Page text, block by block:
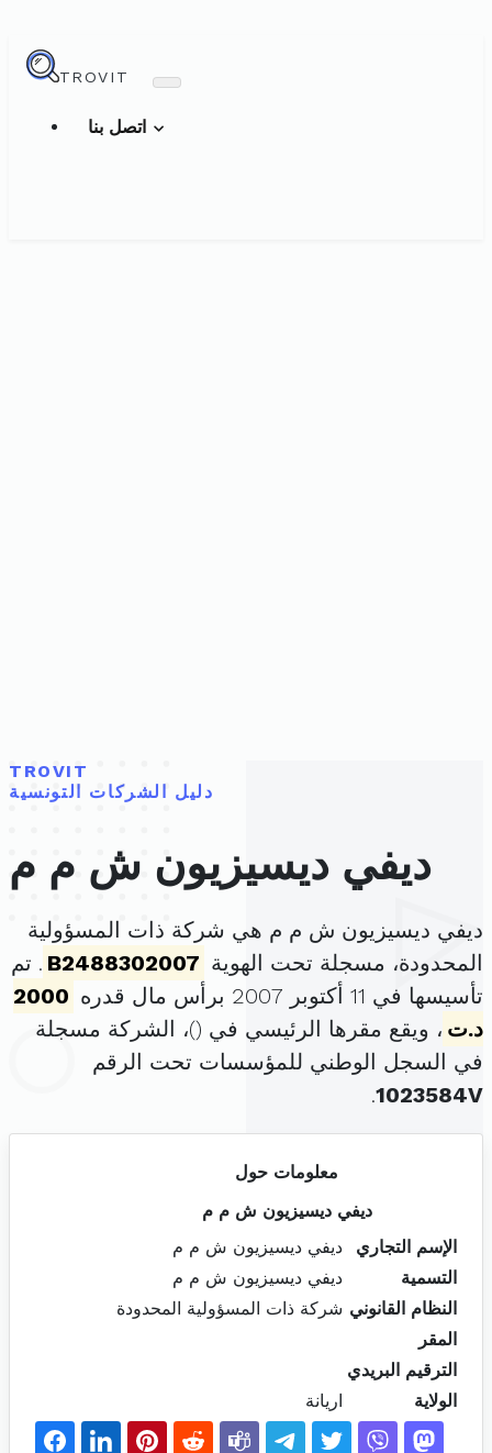
TROVIT
TROVIT
دليل الشركات التونسية
ديفي ديسيزيون ش م م
ديفي ديسيزيون ش م م هي شركة ذات المسؤولية
المحدودة، مسجلة تحت الهوية B2488302007 . تم
تأسيسها في 11 أكتوبر 2007 برأس مال قدره
2000
د.ت ، ويقع مقرها الرئيسي في ()، الشركة مسجلة
في السجل الوطني للمؤسسات تحت الرقم
1023584V
.
معلومات حول
ديفي ديسيزيون ش م م
الإسم التجاري
ديفي ديسيزيون ش م م
التسمية
ديفي ديسيزيون ش م م
النظام القانوني شركة ذات المسؤولية المحدودة
المقر
الترقيم البريدي
الولاية
اريانة